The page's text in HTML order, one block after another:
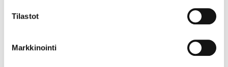
Tilastot
Markkinointi